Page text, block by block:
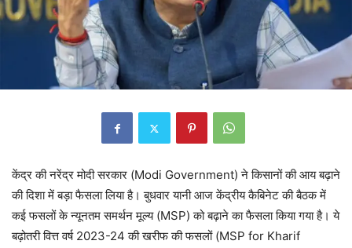
केंद्र की नरेंद्र मोदी सरकार (Modi Government) ने किसानों की आय बढ़ाने
की दिशा में बड़ा फैसला लिया है। बुधवार यानी आज केंद्रीय कैबिनेट की बैठक में
कई फसलों के न्यूनतम समर्थन मूल्य (MSP) को बढ़ाने का फैसला किया गया है। ये
बढ़ोतरी वित्त वर्ष 2023-24 की खरीफ की फसलों (MSP for Kharif